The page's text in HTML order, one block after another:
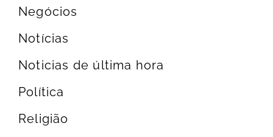
Negócios
Notícias
Noticias de última hora
Política
Religião